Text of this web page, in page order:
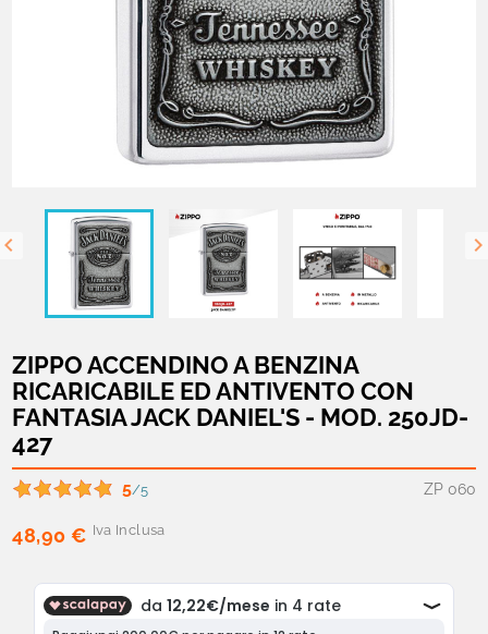
ZIPPO ACCENDINO A BENZINA
RICARICABILE ED ANTIVENTO CON
FANTASIA JACK DANIEL'S - MOD. 250JD-
427
ZP 060
5/5
48,90 € Iva Inclusa